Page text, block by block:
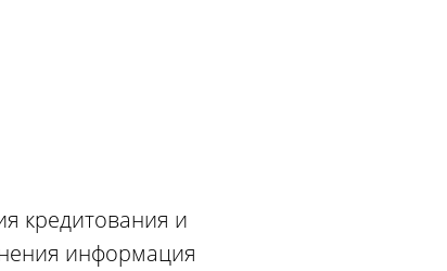
кредитования и
информация